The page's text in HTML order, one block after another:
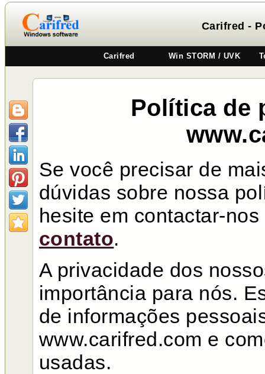
Carifred -
Carifred Win STORM / UVK
Política de
Se você precisar de
dúvidas sobre nossa
hesite em contactar-
contato.
A privacidade dos
importância para nós.
de informações
www.carifred.com e
usadas.